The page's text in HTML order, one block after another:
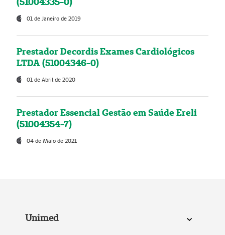
01 de Janeiro de 2019
Prestador Decordis Exames Cardiológicos
LTDA (51004346-0)
01 de Abril de 2020
Prestador Essencial Gestão em Saúde Ereli
(51004354-7)
04 de Maio de 2021
Unimed